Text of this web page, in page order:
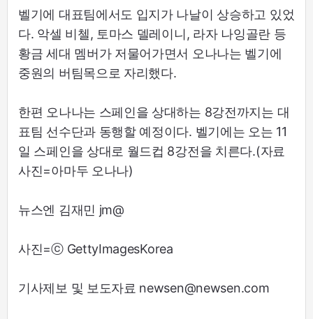
벨기에 대표팀에서도 입지가 나날이 상승하고 있었
다. 악셀 비첼, 토마스 델레이니, 라자 나잉골란 등
황금 세대 멤버가 저물어가면서 오나나는 벨기에
중원의 버팀목으로 자리했다.
한편 오나나는 스페인을 상대하는 8강전까지는 대
표팀 선수단과 동행할 예정이다. 벨기에는 오는 11
일 스페인을 상대로 월드컵 8강전을 치른다.(자료
사진=아마두 오나나)
뉴스엔 김재민 jm@
사진=ⓒ GettyImagesKorea
기사제보 및 보도자료 newsen@newsen.com